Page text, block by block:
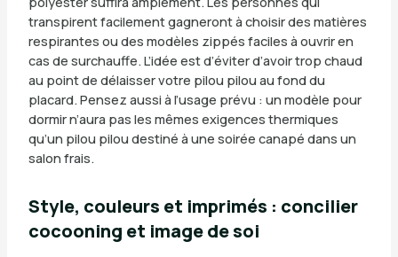
transpirent facilement gagneront à choisir des matières
respirantes ou des modèles zippés faciles à ouvrir en
cas de surchauffe. L’idée est d’éviter d’avoir trop chaud
au point de délaisser votre pilou pilou au fond du
placard. Pensez aussi à l’usage prévu : un modèle pour
dormir n’aura pas les mêmes exigences thermiques
qu’un pilou pilou destiné à une soirée canapé dans un
salon frais.
Style, couleurs et imprimés : concilier
cocooning et image de soi